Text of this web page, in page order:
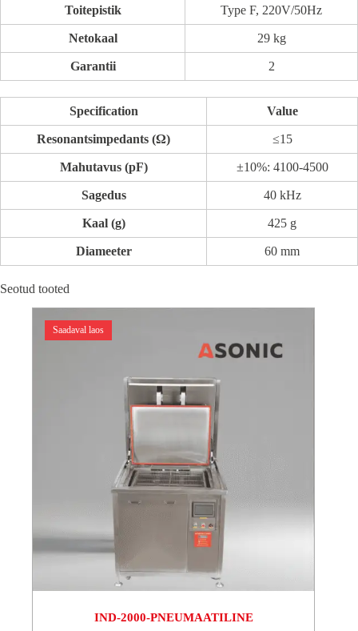
Toitepistik Type F, 220V/50Hz
Netokaal 29 kg
Garantii 2
Specification Value
Resonantsimpedants (Ω) ≤15
Mahutavus (pF) ±10%: 4100-4500
Sagedus 40 kHz
Kaal (g) 425 g
Diameeter 60 mm
Seotud tooted
Saadaval laos
IND-2000-PNEUMAATILINE